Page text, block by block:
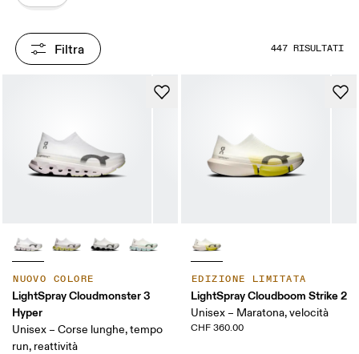
Filtra 447 RISULTATI
NUOVO COLORE
LightSpray Cloudmonster 3
Hyper
Unisex – Corse lunghe, tempo
run, reattività
EDIZIONE LIMITATA
LightSpray Cloudboom Strike 2
Unisex – Maratona, velocità
CHF 360.00